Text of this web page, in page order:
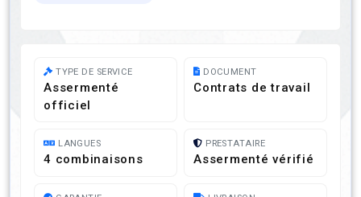
TYPE DE SERVICE
Assermenté
officiel
DOCUMENT
Contrats de travail
LANGUES
4 combinaisons
PRESTATAIRE
Assermenté vérifié